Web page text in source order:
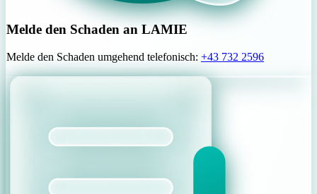
Melde den Schaden an LAMIE
Melde den Schaden umgehend telefonisch: +43 732 2596